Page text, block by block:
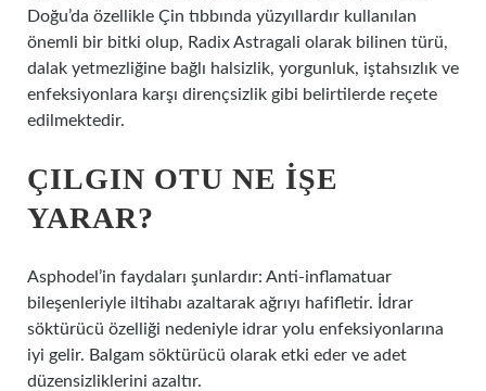
Doğu’da özellikle Çin tıbbında yüzyıllardır kullanılan
önemli bir bitki olup, Radix Astragali olarak bilinen türü,
dalak yetmezliğine bağlı halsizlik, yorgunluk, iştahsızlık ve
enfeksiyonlara karşı dirençsizlik gibi belirtilerde reçete
edilmektedir.
ÇILGIN OTU NE IŞE
YARAR?
Asphodel’in faydaları şunlardır: Anti-inflamatuar
bileşenleriyle iltihabı azaltarak ağrıyı hafifletir. İdrar
söktürücü özelliği nedeniyle idrar yolu enfeksiyonlarına
iyi gelir. Balgam söktürücü olarak etki eder ve adet
düzensizliklerini azaltır.